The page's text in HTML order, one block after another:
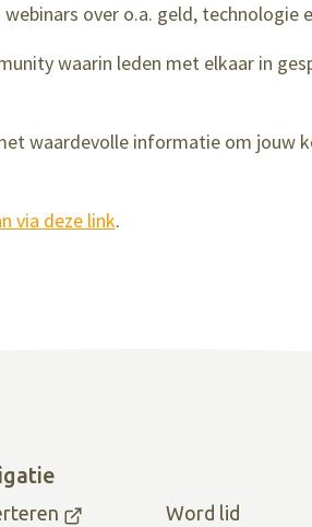
over o.a. geld, technologie
waarin leden met elkaar in
waardevolle informatie om jouw
via deze link.
Word lid